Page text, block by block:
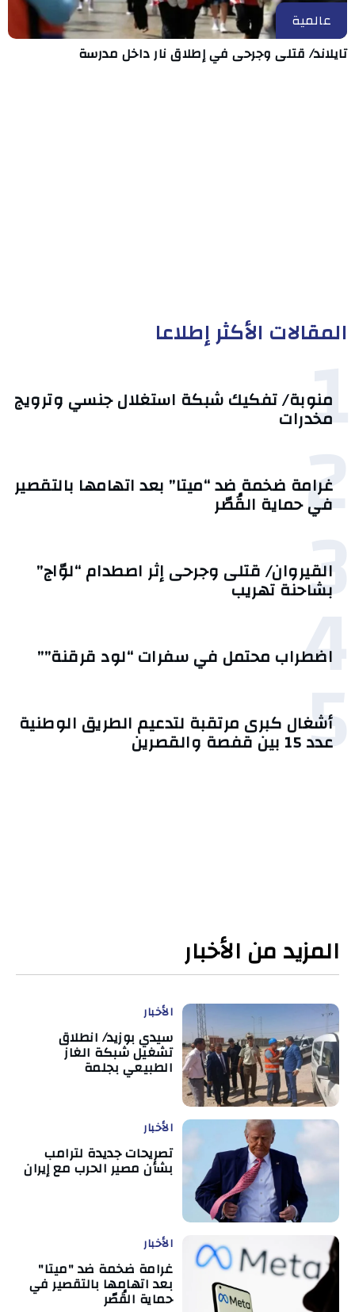
عالمية
تايلاند/ قتلى وجرحى في إطلاق نار داخل مدرسة
المقالات الأكثر إطلاعا
1
منوبة/ تفكيك شبكة استغلال جنسي وترويج
مخدرات
2
غرامة ضخمة ضد “ميتا” بعد اتهامها بالتقصير
في حماية القُصّر
3
القيروان/ قتلى وجرحى إثر اصطدام “لوّاج”
بشاحنة تهريب
4
اضطراب محتمل في سفرات “لود قرقنة””
5
أشغال كبرى مرتقبة لتدعيم الطريق الوطنية
عدد 15 بين قفصة والقصرين
المزيد من الأخبار
الأخبار
سيدي بوزيد/ انطلاق
تشغيل شبكة الغاز
الطبيعي بجلمة
الأخبار
تصريحات جديدة لترامب
بشأن مصير الحرب مع إيران
الأخبار
غرامة ضخمة ضد "ميتا"
بعد اتهامها بالتقصير في
حماية القُصّر